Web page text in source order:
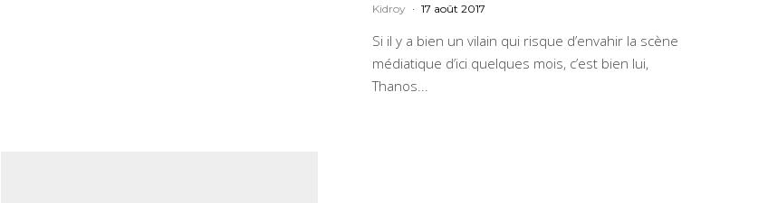
Kidroy · 17 août 2017
Si il y a bien un vilain qui risque d’envahir la scène
médiatique d’ici quelques mois, c’est bien lui,
Thanos...